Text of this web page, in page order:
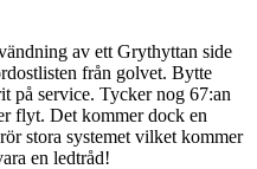
av ett Grythyttan side
från golvet. Bytte
på service. Tycker nog 67:an
flyt. Det kommer dock en
stora systemet vilket kommer
en ledtråd!